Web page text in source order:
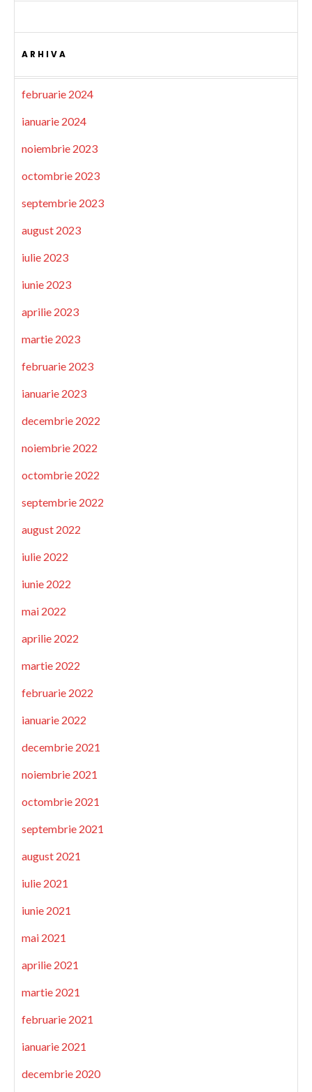
ARHIVA
februarie 2024
ianuarie 2024
noiembrie 2023
octombrie 2023
septembrie 2023
august 2023
iulie 2023
iunie 2023
aprilie 2023
martie 2023
februarie 2023
ianuarie 2023
decembrie 2022
noiembrie 2022
octombrie 2022
septembrie 2022
august 2022
iulie 2022
iunie 2022
mai 2022
aprilie 2022
martie 2022
februarie 2022
ianuarie 2022
decembrie 2021
noiembrie 2021
octombrie 2021
septembrie 2021
august 2021
iulie 2021
iunie 2021
mai 2021
aprilie 2021
martie 2021
februarie 2021
ianuarie 2021
decembrie 2020